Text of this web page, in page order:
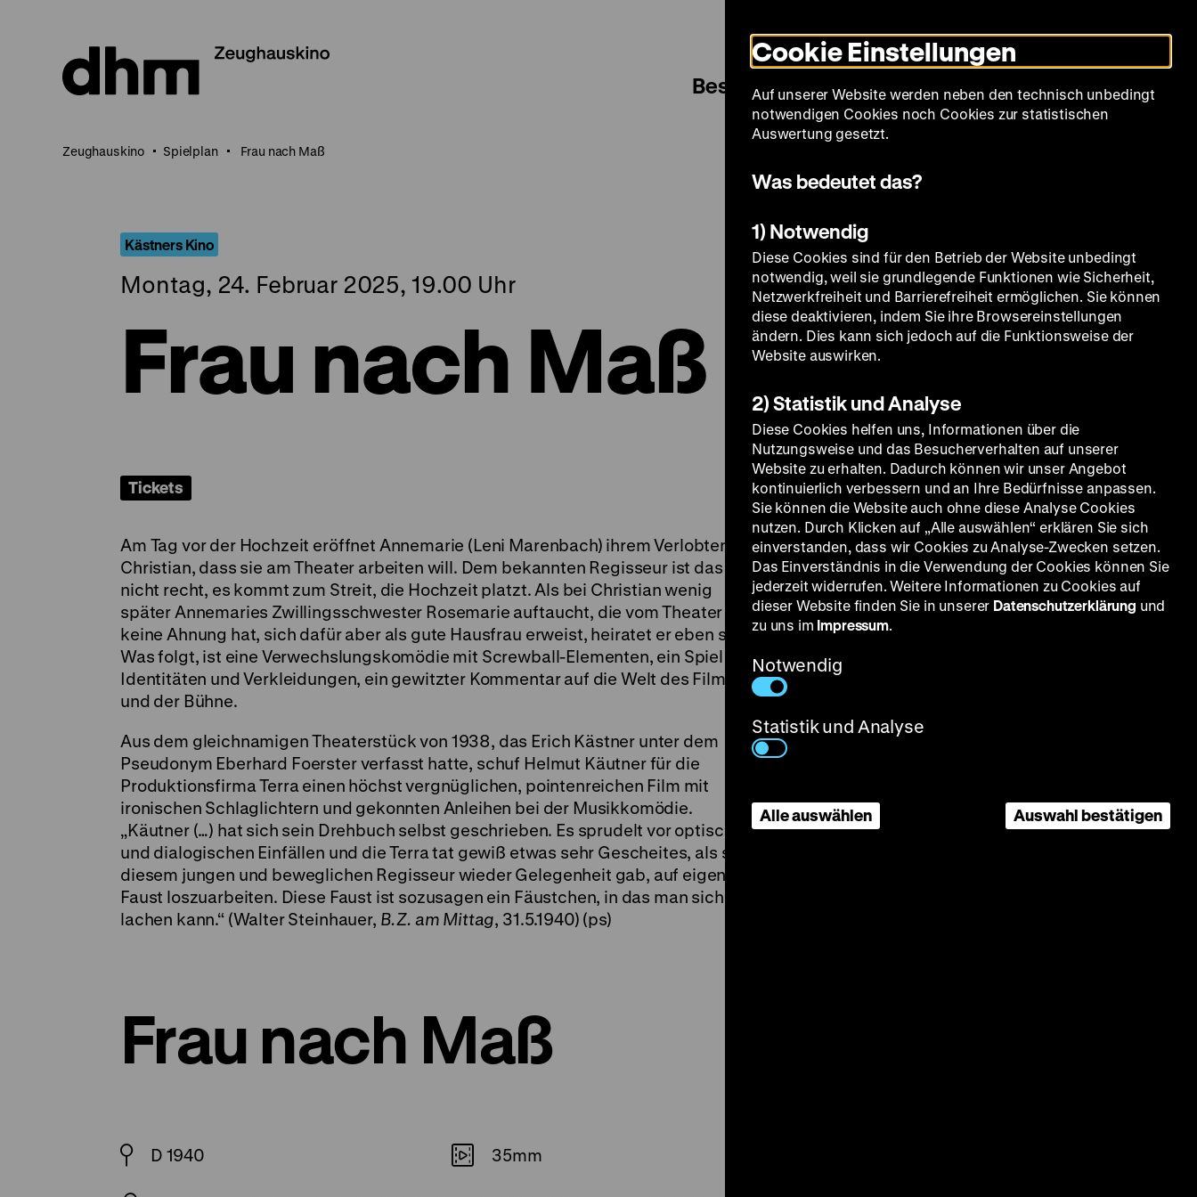
Seiteninhalt
springen
Modus
umschalten
Sprache
Besuch Spielplan Filmreihen Über uns
Zeughauskino Spielplan Frau nach Maß
Kästners Kino
Montag, 24. Februar 2025, 19.00 Uhr
Frau nach Maß
Tickets
Am Tag vor der Hochzeit eröffnet Annemarie (Leni Marenbach) ihrem Verlobten
Christian, dass sie am Theater arbeiten will. Dem bekannten Regisseur ist das gar
nicht recht, es kommt zum Streit, die Hochzeit platzt. Als bei Christian wenig
später Annemaries Zwillingsschwester Rosemarie auftaucht, die vom Theater
keine Ahnung hat, sich dafür aber als gute Hausfrau erweist, heiratet er eben sie.
Was folgt, ist eine Verwechslungskomödie mit Screwball-Elementen, ein Spiel mit
Identitäten und Verkleidungen, ein gewitzter Kommentar auf die Welt des Films
und der Bühne.
Aus dem gleichnamigen Theaterstück von 1938, das Erich Kästner unter dem
Pseudonym Eberhard Foerster verfasst hatte, schuf Helmut Käutner für die
Produktionsfirma Terra einen höchst vergnüglichen, pointenreichen Film mit
ironischen Schlaglichtern und gekonnten Anleihen bei der Musikkomödie.
„Käutner (…) hat sich sein Drehbuch selbst geschrieben. Es sprudelt vor optischen
und dialogischen Einfällen und die Terra tat gewiß etwas sehr Gescheites, als sie
diesem jungen und beweglichen Regisseur wieder Gelegenheit gab, auf eigene
Faust loszuarbeiten. Diese Faust ist sozusagen ein Fäustchen, in das man sich
lachen kann.“ (Walter Steinhauer, B.Z. am Mittag, 31.5.1940) (ps)
Frau nach Maß
D 1940 35mm
Cookie Einstellungen
Auf unserer Website werden neben den technisch unbedingt
notwendigen Cookies noch Cookies zur statistischen
Auswertung gesetzt.
Was bedeutet das?
1) Notwendig
Diese Cookies sind für den Betrieb der Website unbedingt
notwendig, weil sie grundlegende Funktionen wie Sicherheit,
Netzwerkfreiheit und Barrierefreiheit ermöglichen. Sie können
diese deaktivieren, indem Sie ihre Browsereinstellungen
ändern. Dies kann sich jedoch auf die Funktionsweise der
Website auswirken.
2) Statistik und Analyse
Diese Cookies helfen uns, Informationen über die
Nutzungsweise und das Besucherverhalten auf unserer
Website zu erhalten. Dadurch können wir unser Angebot
kontinuierlich verbessern und an Ihre Bedürfnisse anpassen.
Sie können die Website auch ohne diese Analyse Cookies
nutzen. Durch Klicken auf „Alle auswählen“ erklären Sie sich
einverstanden, dass wir Cookies zu Analyse-Zwecken setzen.
Das Einverständnis in die Verwendung der Cookies können Sie
jederzeit widerrufen. Weitere Informationen zu Cookies auf
dieser Website finden Sie in unserer Datenschutzerklärung und
zu uns im Impressum.
Notwendig
Statistik und Analyse
Alle auswählen Auswahl bestätigen